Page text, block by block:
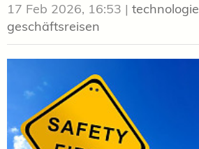
17 Feb 2026, 16:53 | technologie
geschäftsreisen